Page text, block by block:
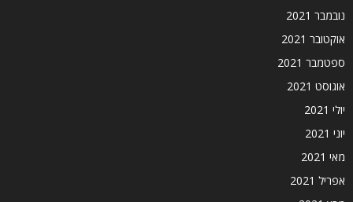
נובמבר 2021
אוקטובר 2021
ספטמבר 2021
אוגוסט 2021
יולי 2021
יוני 2021
מאי 2021
אפריל 2021